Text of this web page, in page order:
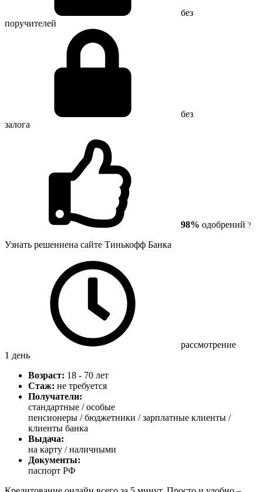
без
поручителей
без
залога
98% одобрений ?
Узнать решениена сайте Тинькофф Банка
рассмотрение
1 день
Возраст: 18 - 70 лет
Стаж: не требуется
Получатели:
стандартные /особые
пенсионеры / бюджетники / зарплатные клиенты /
клиенты банка
Выдача:
на карту / наличными
Документы:
паспорт РФ